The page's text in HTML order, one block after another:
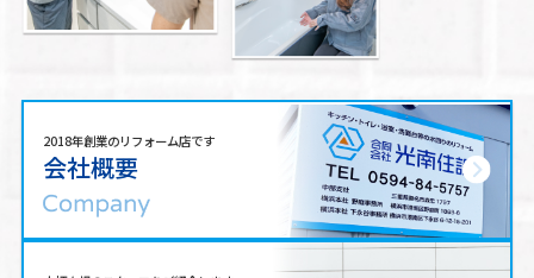
2018年創業のリフォーム店です
会社概要